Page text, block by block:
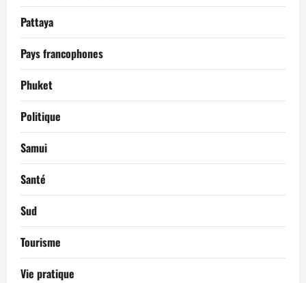
Pattaya
Pays francophones
Phuket
Politique
Samui
Santé
Sud
Tourisme
Vie pratique